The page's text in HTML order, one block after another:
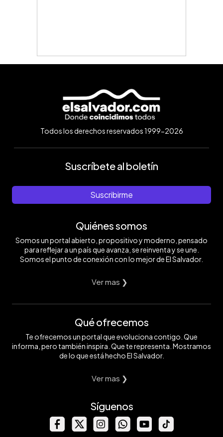
Todos los derechos reservados 1999-2026
Suscríbete al boletín
Suscribirme
Quiénes somos
Somos un portal abierto, propositivo y moderno, pensado
para reflejar a un país que avanza, se reinventa y se une.
Somos el punto de conexión con lo mejor de El Salvador.
Ver mas ❯
Qué ofrecemos
Te ofrecemos un portal que evoluciona contigo. Que
informa, pero también inspira. Que te representa. Mostramos
de lo que está hecho El Salvador.
Ver mas ❯
Síguenos